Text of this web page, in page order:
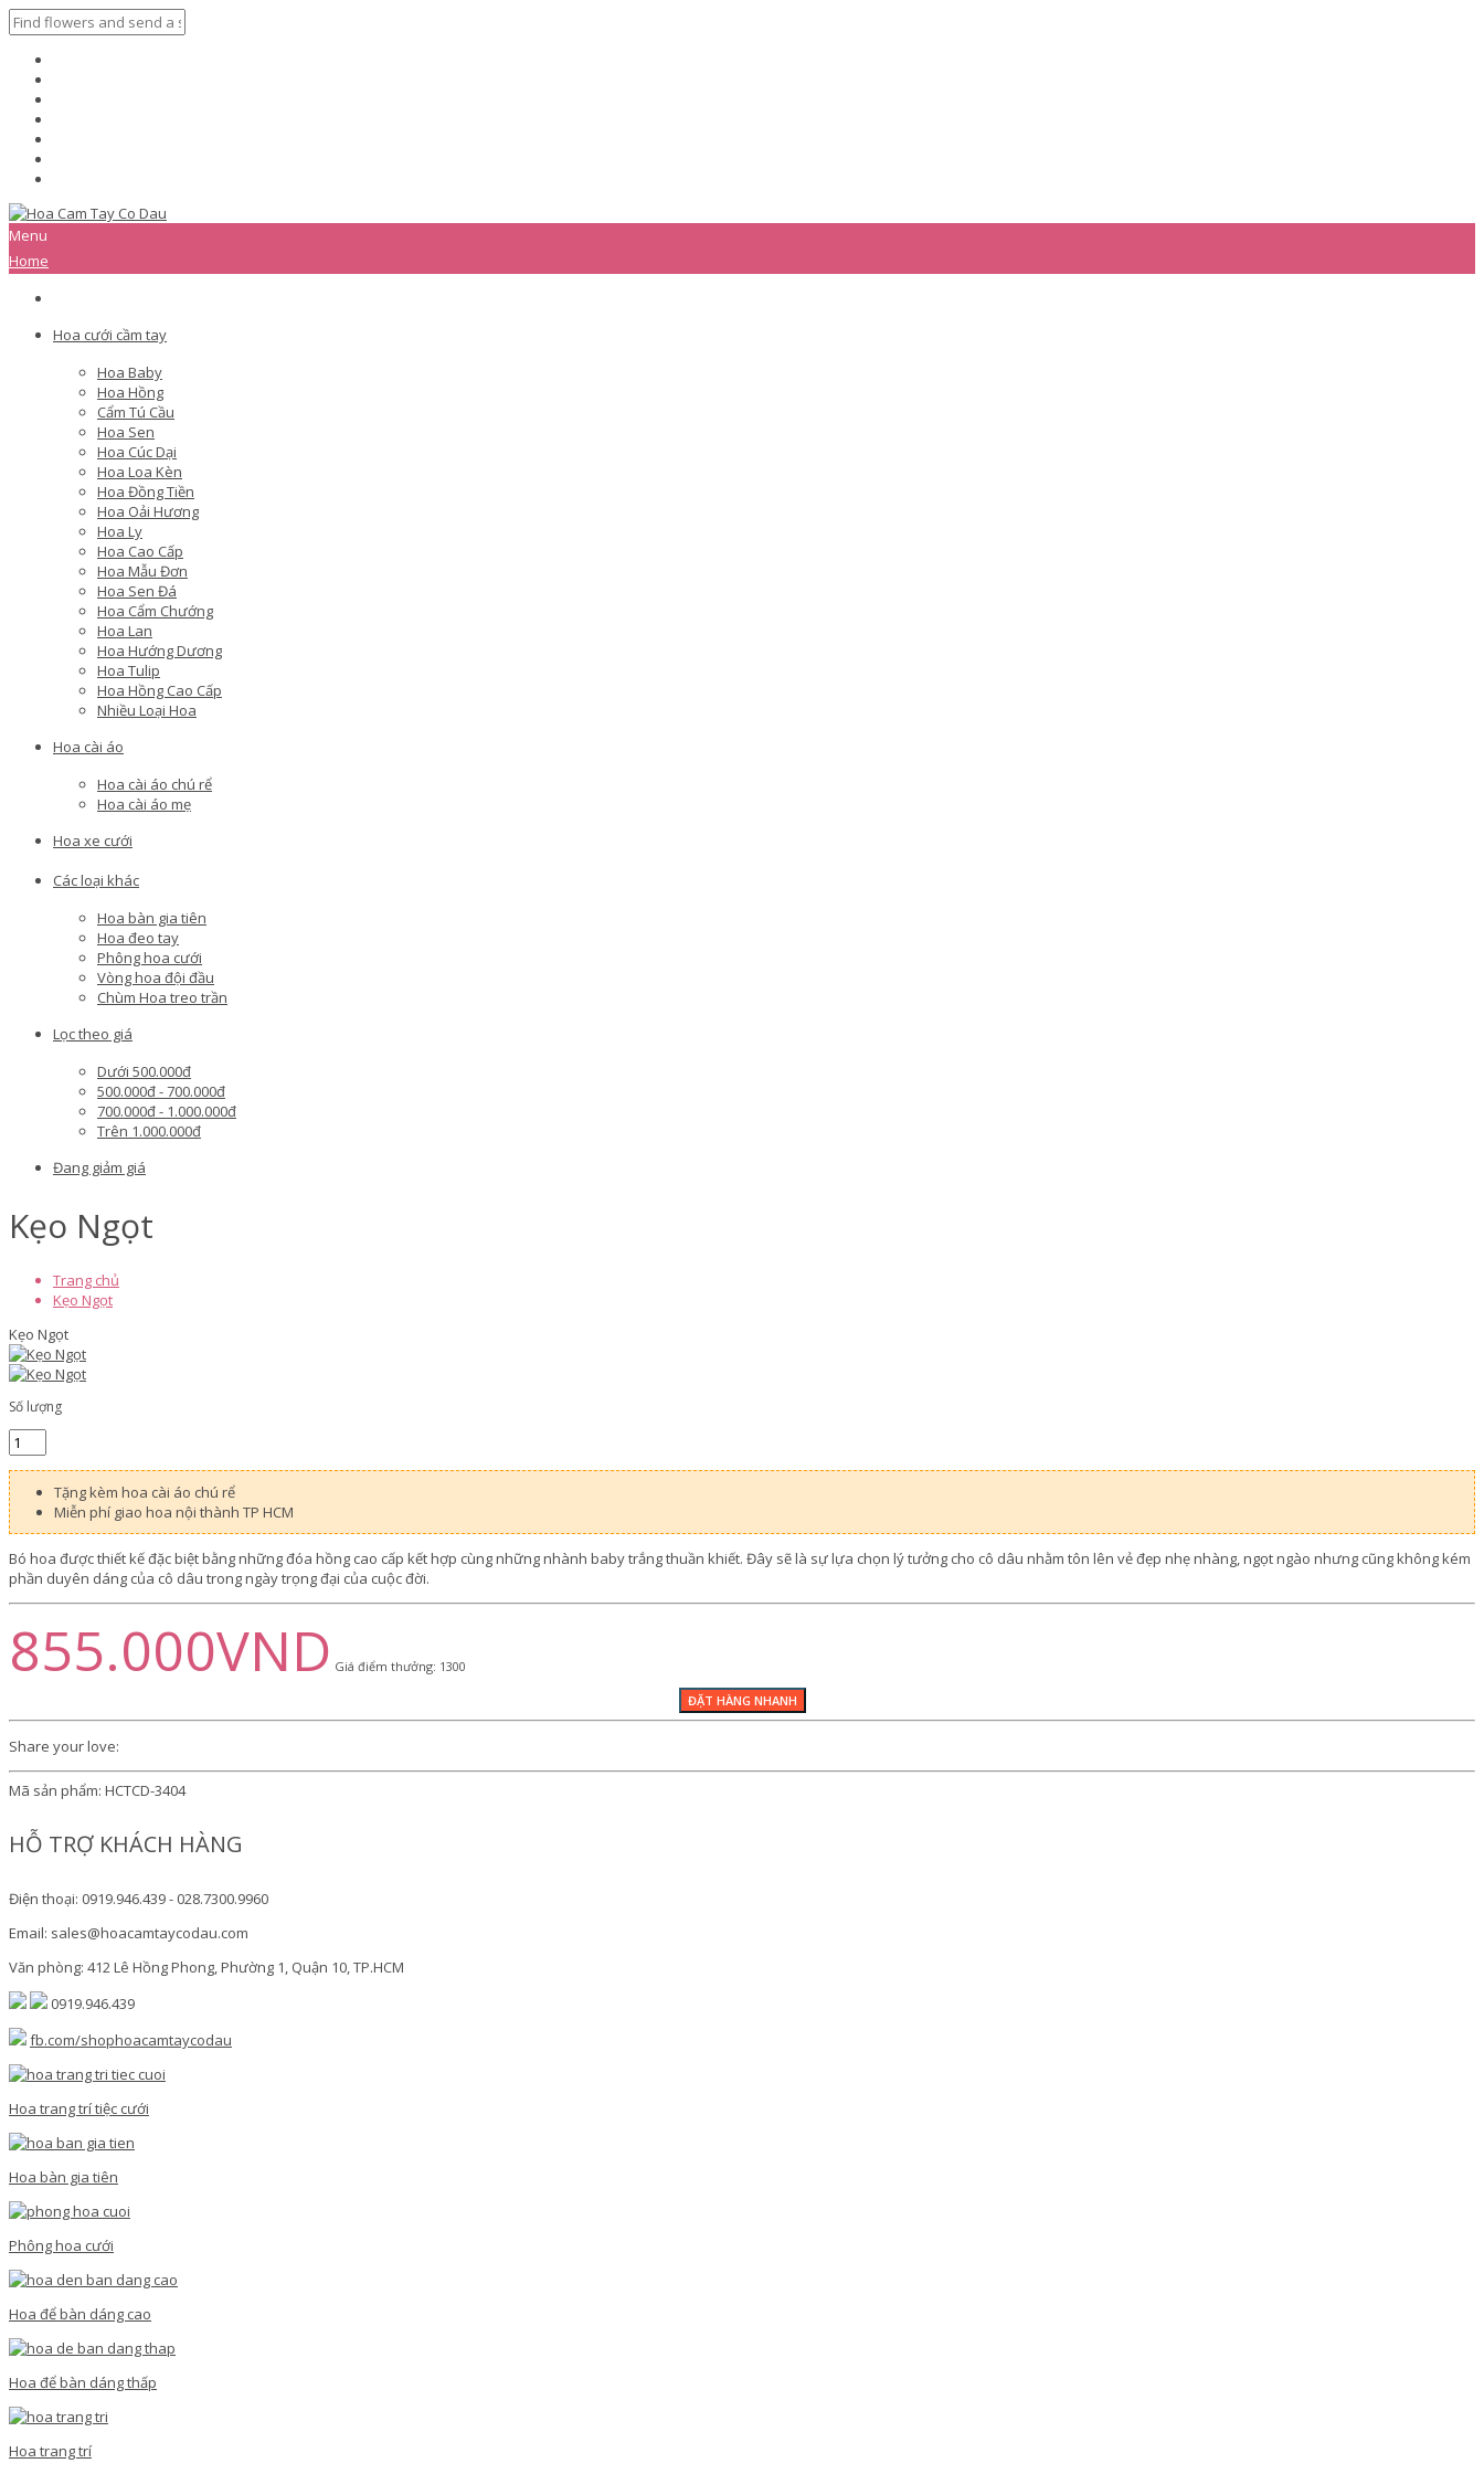
Menu
Home
Hoa cưới cầm tay
Hoa Baby
Hoa Hồng
Cẩm Tú Cầu
Hoa Sen
Hoa Cúc Dại
Hoa Loa Kèn
Hoa Đồng Tiền
Hoa Oải Hương
Hoa Ly
Hoa Cao Cấp
Hoa Mẫu Đơn
Hoa Sen Đá
Hoa Cẩm Chướng
Hoa Lan
Hoa Hướng Dương
Hoa Tulip
Hoa Hồng Cao Cấp
Nhiều Loại Hoa
Hoa cài áo
Hoa cài áo chú rể
Hoa cài áo mẹ
Hoa xe cưới
Các loại khác
Hoa bàn gia tiên
Hoa đeo tay
Phông hoa cưới
Vòng hoa đội đầu
Chùm Hoa treo trần
Lọc theo giá
Dưới 500.000đ
500.000đ - 700.000đ
700.000đ - 1.000.000đ
Trên 1.000.000đ
Đang giảm giá
Kẹo Ngọt
Trang chủ
Kẹo Ngọt
Kẹo Ngọt
Số lượng
Tặng kèm hoa cài áo chú rể
Miễn phí giao hoa nội thành TP HCM
Bó hoa được thiết kế đặc biệt bằng những đóa hồng cao cấp kết hợp cùng những nhành baby trắng thuần khiết. Đây sẽ là sự lựa chọn lý tưởng cho cô dâu nhằm tôn lên vẻ đẹp nhẹ nhàng, ngọt ngào nhưng cũng không kém
phần duyên dáng của cô dâu trong ngày trọng đại của cuộc đời.
855.000VND Giá điểm thưởng: 1300
Share your love:
Mã sản phẩm: HCTCD-3404
HỖ TRỢ KHÁCH HÀNG
Điện thoại: 0919.946.439 - 028.7300.9960
Email: sales@hoacamtaycodau.com
Văn phòng: 412 Lê Hồng Phong, Phường 1, Quận 10, TP.HCM
0919.946.439
fb.com/shophoacamtaycodau
Hoa trang trí tiệc cưới
Hoa bàn gia tiên
Phông hoa cưới
Hoa để bàn dáng cao
Hoa để bàn dáng thấp
Hoa trang trí